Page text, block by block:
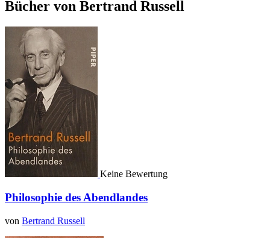
Bücher von Bertrand Russell
Keine Bewertung
Philosophie des Abendlandes
von Bertrand Russell